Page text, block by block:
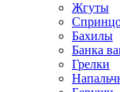
Жгуты
Бахилы
Банка
Грелки